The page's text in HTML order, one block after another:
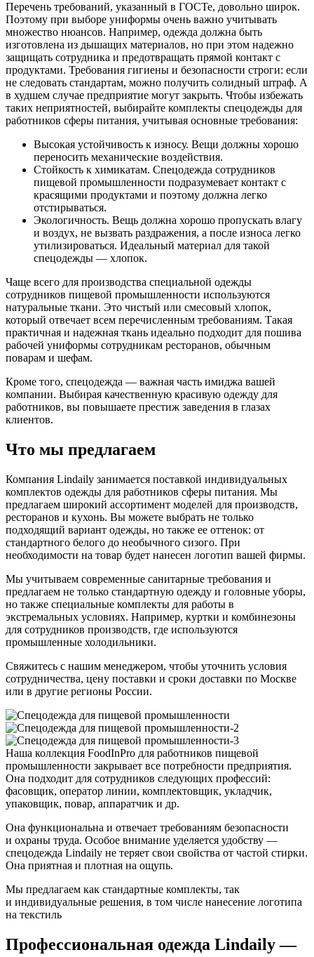
Перечень требований, указанный в ГОСТе, довольно широк.
Поэтому при выборе униформы очень важно учитывать
множество нюансов. Например, одежда должна быть
изготовлена из дышащих материалов, но при этом надежно
защищать сотрудника и предотвращать прямой контакт с
продуктами. Требования гигиены и безопасности строги: если
не следовать стандартам, можно получить солидный штраф. А
в худшем случае предприятие могут закрыть. Чтобы избежать
таких неприятностей, выбирайте комплекты спецодежды для
работников сферы питания, учитывая основные требования:
Высокая устойчивость к износу. Вещи должны хорошо
переносить механические воздействия.
Стойкость к химикатам. Спецодежда сотрудников
пищевой промышленности подразумевает контакт с
красящими продуктами и поэтому должна легко
отстирываться.
Экологичность. Вещь должна хорошо пропускать влагу
и воздух, не вызвать раздражения, а после износа легко
утилизироваться. Идеальный материал для такой
спецодежды — хлопок.
Чаще всего для производства специальной одежды
сотрудников пищевой промышленности используются
натуральные ткани. Это чистый или смесовый хлопок,
который отвечает всем перечисленным требованиям. Такая
практичная и надежная ткань идеально подходит для пошива
рабочей униформы сотрудникам ресторанов, обычным
поварам и шефам.
Кроме того, спецодежда — важная часть имиджа вашей
компании. Выбирая качественную красивую одежду для
работников, вы повышаете престиж заведения в глазах
клиентов.
Что мы предлагаем
Компания Lindaily занимается поставкой индивидуальных
комплектов одежды для работников сферы питания. Мы
предлагаем широкий ассортимент моделей для производств,
ресторанов и кухонь. Вы можете выбрать не только
подходящий вариант одежды, но также ее оттенок: от
стандартного белого до необычного сизого. При
необходимости на товар будет нанесен логотип вашей фирмы.
Мы учитываем современные санитарные требования и
предлагаем не только стандартную одежду и головные уборы,
но также специальные комплекты для работы в
экстремальных условиях. Например, куртки и комбинезоны
для сотрудников производств, где используются
промышленные холодильники.
Свяжитесь с нашим менеджером, чтобы уточнить условия
сотрудничества, цену поставки и сроки доставки по Москве
или в другие регионы России.
Наша коллекция FoodInPro для работников пищевой
промышленности закрывает все потребности предприятия.
Она подходит для сотрудников следующих профессий:
фасовщик, оператор линии, комплектовщик, укладчик,
упаковщик, повар, аппаратчик и др.
Она функциональна и отвечает требованиям безопасности
и охраны труда. Особое внимание уделяется удобству —
спецодежда Lindaily не теряет свои свойства от частой стирки.
Она приятная и плотная на ощупь.
Мы предлагаем как стандартные комплекты, так
и индивидуальные решения, в том числе нанесение логотипа
на текстиль
Профессиональная одежда Lindaily —